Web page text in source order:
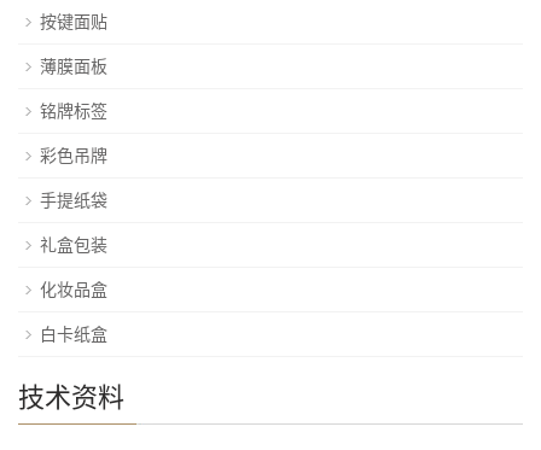
按键面贴
薄膜面板
铭牌标签
彩色吊牌
手提纸袋
礼盒包装
化妆品盒
白卡纸盒
技术资料